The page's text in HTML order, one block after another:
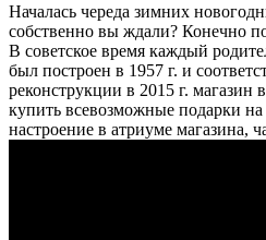
Началась череда зимних
собственно вы ждали? Конечно
В советское время каждый
был построен в 1957 г. и
реконструкции в 2015 г.
купить всевозможные подарки
настроение в атриуме магазина,